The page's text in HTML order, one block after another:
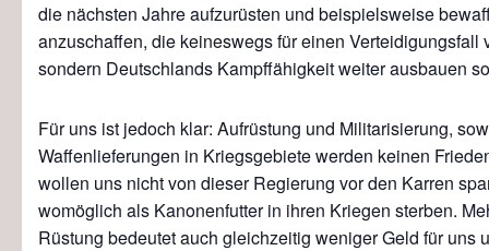
die nächsten Jahre aufzurüsten und beispielsweise
anzuschaffen, die keineswegs für einen Verteidigungsfall
sondern Deutschlands Kampffähigkeit weiter ausbauen
Für uns ist jedoch klar: Aufrüstung und Militarisierung,
Waffenlieferungen in Kriegsgebiete werden keinen
wollen uns nicht von dieser Regierung vor den Karren
womöglich als Kanonenfutter in ihren Kriegen sterben.
Rüstung bedeutet auch gleichzeitig weniger Geld für uns